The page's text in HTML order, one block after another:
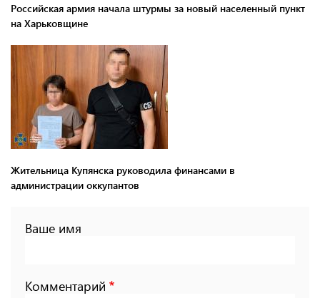
Российская армия начала штурмы за новый населенный пункт
на Харьковщине
Жительница Купянска руководила финансами в
администрации оккупантов
Ваше имя
Комментарий